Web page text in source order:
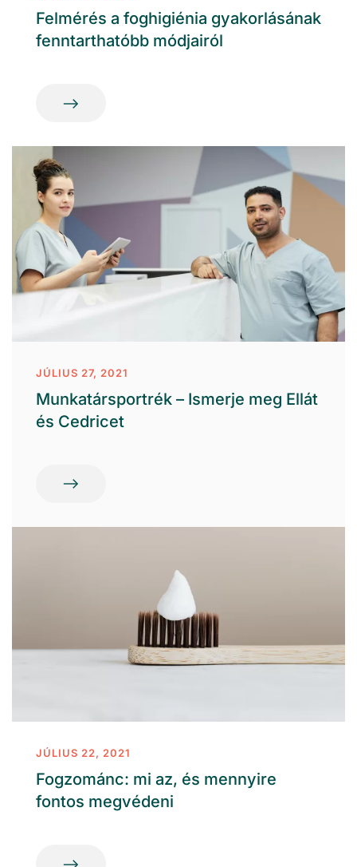
Felmérés a foghigiénia gyakorlásának
fenntarthatóbb módjairól
JÚLIUS 27, 2021
Munkatársportrék – Ismerje meg Ellát
és Cedricet
JÚLIUS 22, 2021
Fogzománc: mi az, és mennyire
fontos megvédeni